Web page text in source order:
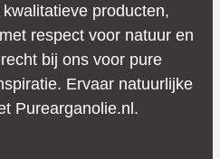
producten,
respect voor natuur en
bij ons voor pure
Ervaar natuurlijke
Purearganolie.nl.